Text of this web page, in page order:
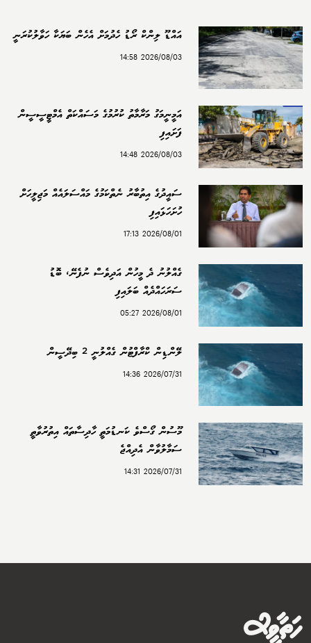
އައްޑޫ ލިންކް ރޯޑު ހެދުމަށް އެހެން ބަޔަކާ ހަވާލުކުރަނީ
2026/08/03 14:58
އަމީނީމަގު މަރާމާތު ކުރުމުގެ މަސައްކަތް އެމްޓީސީސީން
ފަށައިފި
2026/08/03 14:48
ސައީދުގެ އިތުބާރު ނެތްކަމުގެ މައްސަލައެއް މަޖިލީހަށް
ހުށަހަޅައިފި
2026/08/01 17:13
ގެއްލުނު ދެ މީހުން އަދިވެސް ނުފެނޭ، ބޮޑު
ސަރަހައްދެއް ބަލައިފި
2026/08/01 05:27
ލޭންޑިން ކްރާފްޓުން ގެއްލުނީ 2 ބިދޭސީން
2026/07/31 14:36
މޫސުން ގޯސްވެ ކަނޑުމަތީ ހާދިސާތައް އިތުރުވާތީ
ސަމާލުވާން އެދިއްޖެ
2026/07/31 14:31